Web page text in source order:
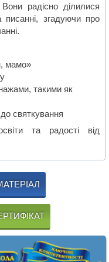
радісно ділилися
писанні, згадуючи про
мамо»
такими як
святкування
та радості від